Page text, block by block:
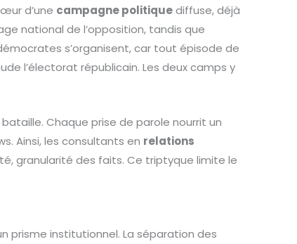
d’une campagne politiquediffuse, déjà
national de l’opposition, tandis que
s’organisent, car tout épisode de
l’électorat républicain. Les deux camps y
Chaque prise de parole nourrit un
Ainsi, les consultants en relations
granularité des faits. Ce triptyque limite le
prisme institutionnel. La séparation des